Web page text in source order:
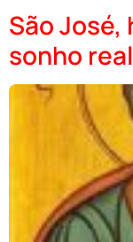
São José,
sonho